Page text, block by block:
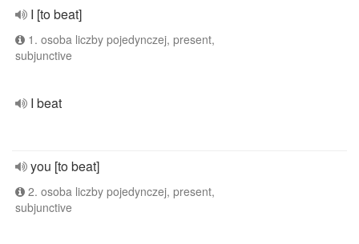
I [to beat]
1. osoba liczby pojedynczej, present,
subjunctive
I beat
you [to beat]
2. osoba liczby pojedynczej, present,
subjunctive